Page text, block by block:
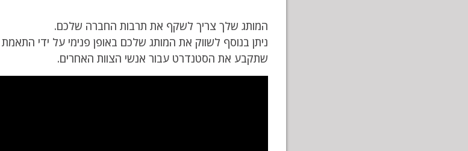
המותג שלך צריך לשקף את תרבות החברה שלכם.
ניתן בנוסף לשווק את המותג שלכם באופן פנימי על ידי
שתקבע את הסטנדרט עבור אנשי הצוות האחרים.